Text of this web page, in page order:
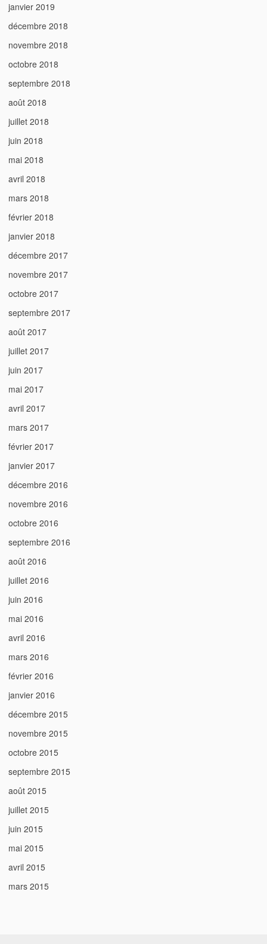
janvier 2019
décembre 2018
novembre 2018
octobre 2018
septembre 2018
août 2018
juillet 2018
juin 2018
mai 2018
avril 2018
mars 2018
février 2018
janvier 2018
décembre 2017
novembre 2017
octobre 2017
septembre 2017
août 2017
juillet 2017
juin 2017
mai 2017
avril 2017
mars 2017
février 2017
janvier 2017
décembre 2016
novembre 2016
octobre 2016
septembre 2016
août 2016
juillet 2016
juin 2016
mai 2016
avril 2016
mars 2016
février 2016
janvier 2016
décembre 2015
novembre 2015
octobre 2015
septembre 2015
août 2015
juillet 2015
juin 2015
mai 2015
avril 2015
mars 2015